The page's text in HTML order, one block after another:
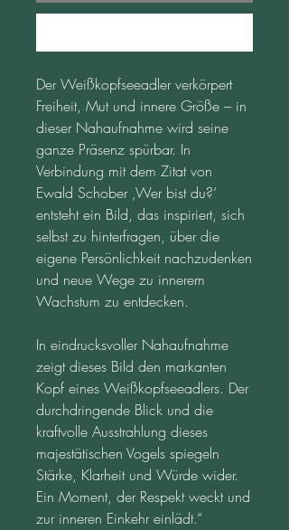
Der Weißkopfseeadler verkörpert
Freiheit, Mut und innere Größe – in
dieser Nahaufnahme wird seine
ganze Präsenz spürbar. In
Verbindung mit dem Zitat von
Ewald Schober ‚Wer bist du?‘
entsteht ein Bild, das inspiriert, sich
selbst zu hinterfragen, über die
eigene Persönlichkeit nachzudenken
und neue Wege zu innerem
Wachstum zu entdecken.
In eindrucksvoller Nahaufnahme
zeigt dieses Bild den markanten
Kopf eines Weißkopfseeadlers. Der
durchdringende Blick und die
kraftvolle Ausstrahlung dieses
majestätischen Vogels spiegeln
Stärke, Klarheit und Würde wider.
Ein Moment, der Respekt weckt und
zur inneren Einkehr einlädt.“